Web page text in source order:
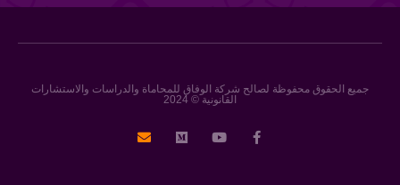
جميع الحقوق محفوظة لصالح شركة الوفاق للمحاماة والدراسات والاستشارات
القانونية © 2024
a
c
o
u
e
d
n
v